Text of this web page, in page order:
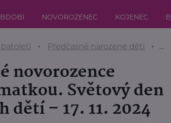
NOVOROZENEC KOJENEC
Předčasně narozené děti
novorozence
Světový den
dětí – 17. 11. 2024